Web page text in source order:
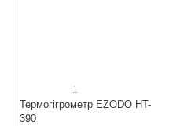
1
Термогігрометр EZODO HT-
390